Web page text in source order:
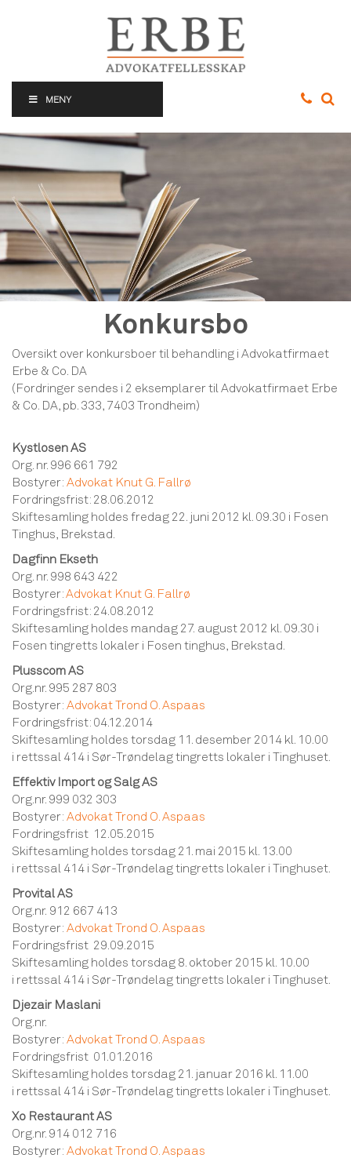
MENY
Konkursbo
Oversikt over konkursboer til behandling i Advokatfirmaet
Erbe & Co. DA
(Fordringer sendes i 2 eksemplarer til Advokatfirmaet Erbe
& Co. DA, pb. 333, 7403 Trondheim)
Kystlosen AS
Org. nr. 996 661 792
Bostyrer: Advokat Knut G. Fallrø
Fordringsfrist: 28.06.2012
Skiftesamling holdes fredag 22. juni 2012 kl. 09.30 i Fosen
Tinghus, Brekstad.
Dagfinn Ekseth
Org. nr. 998 643 422
Bostyrer: Advokat Knut G. Fallrø
Fordringsfrist: 24.08.2012
Skiftesamling holdes mandag 27. august 2012 kl. 09.30 i
Fosen tingretts lokaler i Fosen tinghus, Brekstad.
Plusscom AS
Org.nr. 995 287 803
Bostyrer: Advokat Trond O. Aspaas
Fordringsfrist: 04.12.2014
Skiftesamling holdes torsdag 11. desember 2014 kl. 10.00
i rettssal 414 i Sør-Trøndelag tingretts lokaler i Tinghuset.
Effektiv Import og Salg AS
Org.nr. 999 032 303
Bostyrer: Advokat Trond O. Aspaas
Fordringsfrist 12.05.2015
Skiftesamling holdes torsdag 21. mai 2015 kl. 13.00
i rettssal 414 i Sør-Trøndelag tingretts lokaler i Tinghuset.
Provital AS
Org.nr. 912 667 413
Bostyrer: Advokat Trond O. Aspaas
Fordringsfrist 29.09.2015
Skiftesamling holdes torsdag 8. oktober 2015 kl. 10.00
i rettssal 414 i Sør-Trøndelag tingretts lokaler i Tinghuset.
Djezair Maslani
Org.nr.
Bostyrer: Advokat Trond O. Aspaas
Fordringsfrist 01.01.2016
Skiftesamling holdes torsdag 21. januar 2016 kl. 11.00
i rettssal 414 i Sør-Trøndelag tingretts lokaler i Tinghuset.
Xo Restaurant AS
Org.nr. 914 012 716
Bostyrer: Advokat Trond O. Aspaas